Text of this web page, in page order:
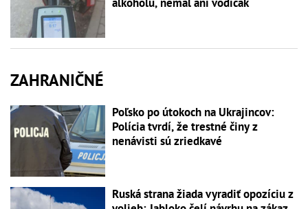
ZAHRANIČNÉ
Poľsko po útokoch na Ukrajincov:
Polícia tvrdí, že trestné činy z
nenávisti sú zriedkavé
Ruská strana žiada vyradiť opozíciu z